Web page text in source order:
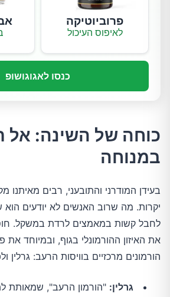
פרוביוטיקה
לאיפוס העיכול
כנסו לאגוגושופ
כוחה של השינה: אל
במנוחה
בעידן המודרני והתובעני, רבים מאיתנו
יקרות. מה שרוב האנשים לא יודעים הוא
לחבל קשות במאמצים לרדת במשקל.
את האיזון ההורמונלי בגוף, ובמיוחד את
הורמונים מרכזיים בוויסות הרעב: גרלין
גרלין: "הורמון הרעב", שמאותת